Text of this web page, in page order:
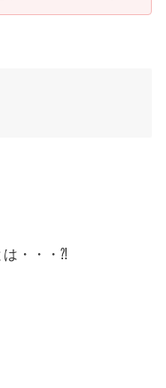
・・・⁈